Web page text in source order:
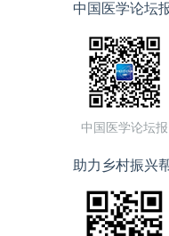
中国医学论坛
中国医学论坛报
助力乡村振兴